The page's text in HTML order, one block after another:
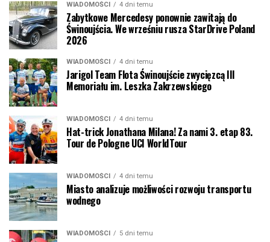
WIADOMOŚCI 4 dni temu
Zabytkowe Mercedesy ponownie zawitają do
Świnoujścia. We wrześniu rusza StarDrive Poland
2026
WIADOMOŚCI 4 dni temu
Jarigol Team Flota Świnoujście zwycięzcą III
Memoriału im. Leszka Zakrzewskiego
WIADOMOŚCI 4 dni temu
Hat-trick Jonathana Milana! Za nami 3. etap 83.
Tour de Pologne UCI WorldTour
WIADOMOŚCI 4 dni temu
Miasto analizuje możliwości rozwoju transportu
wodnego
WIADOMOŚCI 5 dni temu